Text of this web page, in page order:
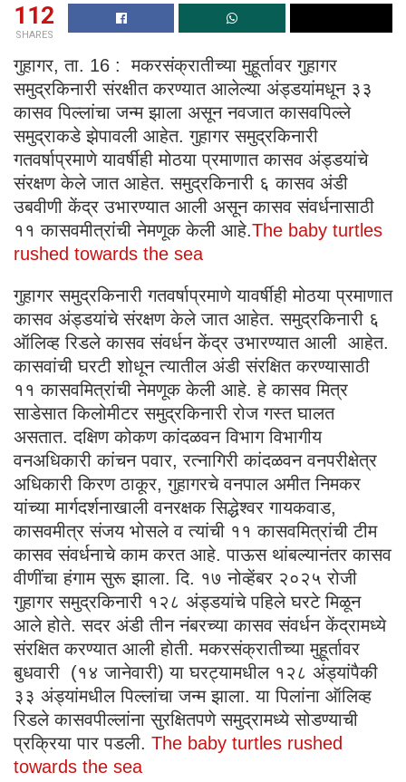
112
SHARES
गुहागर, ता. 16 : मकरसंक्रातीच्या मुहूर्तावर गुहागर
समुद्रकिनारी संरक्षीत करण्यात आलेल्या अंड्डयांमधून ३३
कासव पिल्लांचा जन्म झाला असून नवजात कासवपिल्ले
समुद्राकडे झेपावली आहेत. गुहागर समुद्रकिनारी
गतवर्षाप्रमाणे यावर्षीही मोठया प्रमाणात कासव अंड्डयांचे
संरक्षण केले जात आहेत. समुद्रकिनारी ६ कासव अंडी
उबवीणी केंद्र उभारण्यात आली असून कासव संवर्धनासाठी
११ कासवमीत्रांची नेमणूक केली आहे.The baby turtles
rushed towards the sea
गुहागर समुद्रकिनारी गतवर्षाप्रमाणे यावर्षीही मोठया प्रमाणात
कासव अंड्डयांचे संरक्षण केले जात आहेत. समुद्रकिनारी ६
ऑलिव्ह रिडले कासव संवर्धन केंद्र उभारण्यात आली आहेत.
कासवांची घरटी शोधून त्यातील अंडी संरक्षित करण्यासाठी
११ कासवमित्रांची नेमणूक केली आहे. हे कासव मित्र
साडेसात किलोमीटर समुद्रकिनारी रोज गस्त घालत
असतात. दक्षिण कोकण कांदळवन विभाग विभागीय
वनअधिकारी कांचन पवार, रत्नागिरी कांदळवन वनपरीक्षेत्र
अधिकारी किरण ठाकूर, गुहागरचे वनपाल अमीत निमकर
यांच्या मार्गदर्शनाखाली वनरक्षक सिद्धेश्वर गायकवाड,
कासवमीत्र संजय भोसले व त्यांची ११ कासवमित्रांची टीम
कासव संवर्धनाचे काम करत आहे. पाऊस थांबल्यानंतर कासव
वीणींचा हंगाम सुरू झाला. दि. १७ नोव्हेंबर २०२५ रोजी
गुहागर समुद्रकिनारी १२८ अंड्डयांचे पहिले घरटे मिळून
आले होते. सदर अंडी तीन नंबरच्या कासव संवर्धन केंद्रामध्ये
संरक्षित करण्यात आली होती. मकरसंक्रातीच्या मुहूर्तावर
बुधवारी (१४ जानेवारी) या घरट्यामधील १२८ अंड्यांपैकी
३३ अंड्यांमधील पिल्लांचा जन्म झाला. या पिलांना ऑलिव्ह
रिडले कासवपील्लांना सुरक्षितपणे समुद्रामध्ये सोडण्याची
प्रक्रिया पार पडली. The baby turtles rushed
towards the sea